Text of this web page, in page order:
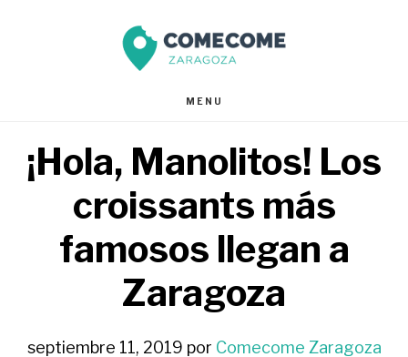
página
MENU
¡Hola, Manolitos! Los
croissants más
famosos llegan a
Zaragoza
septiembre 11, 2019 por Comecome Zaragoza